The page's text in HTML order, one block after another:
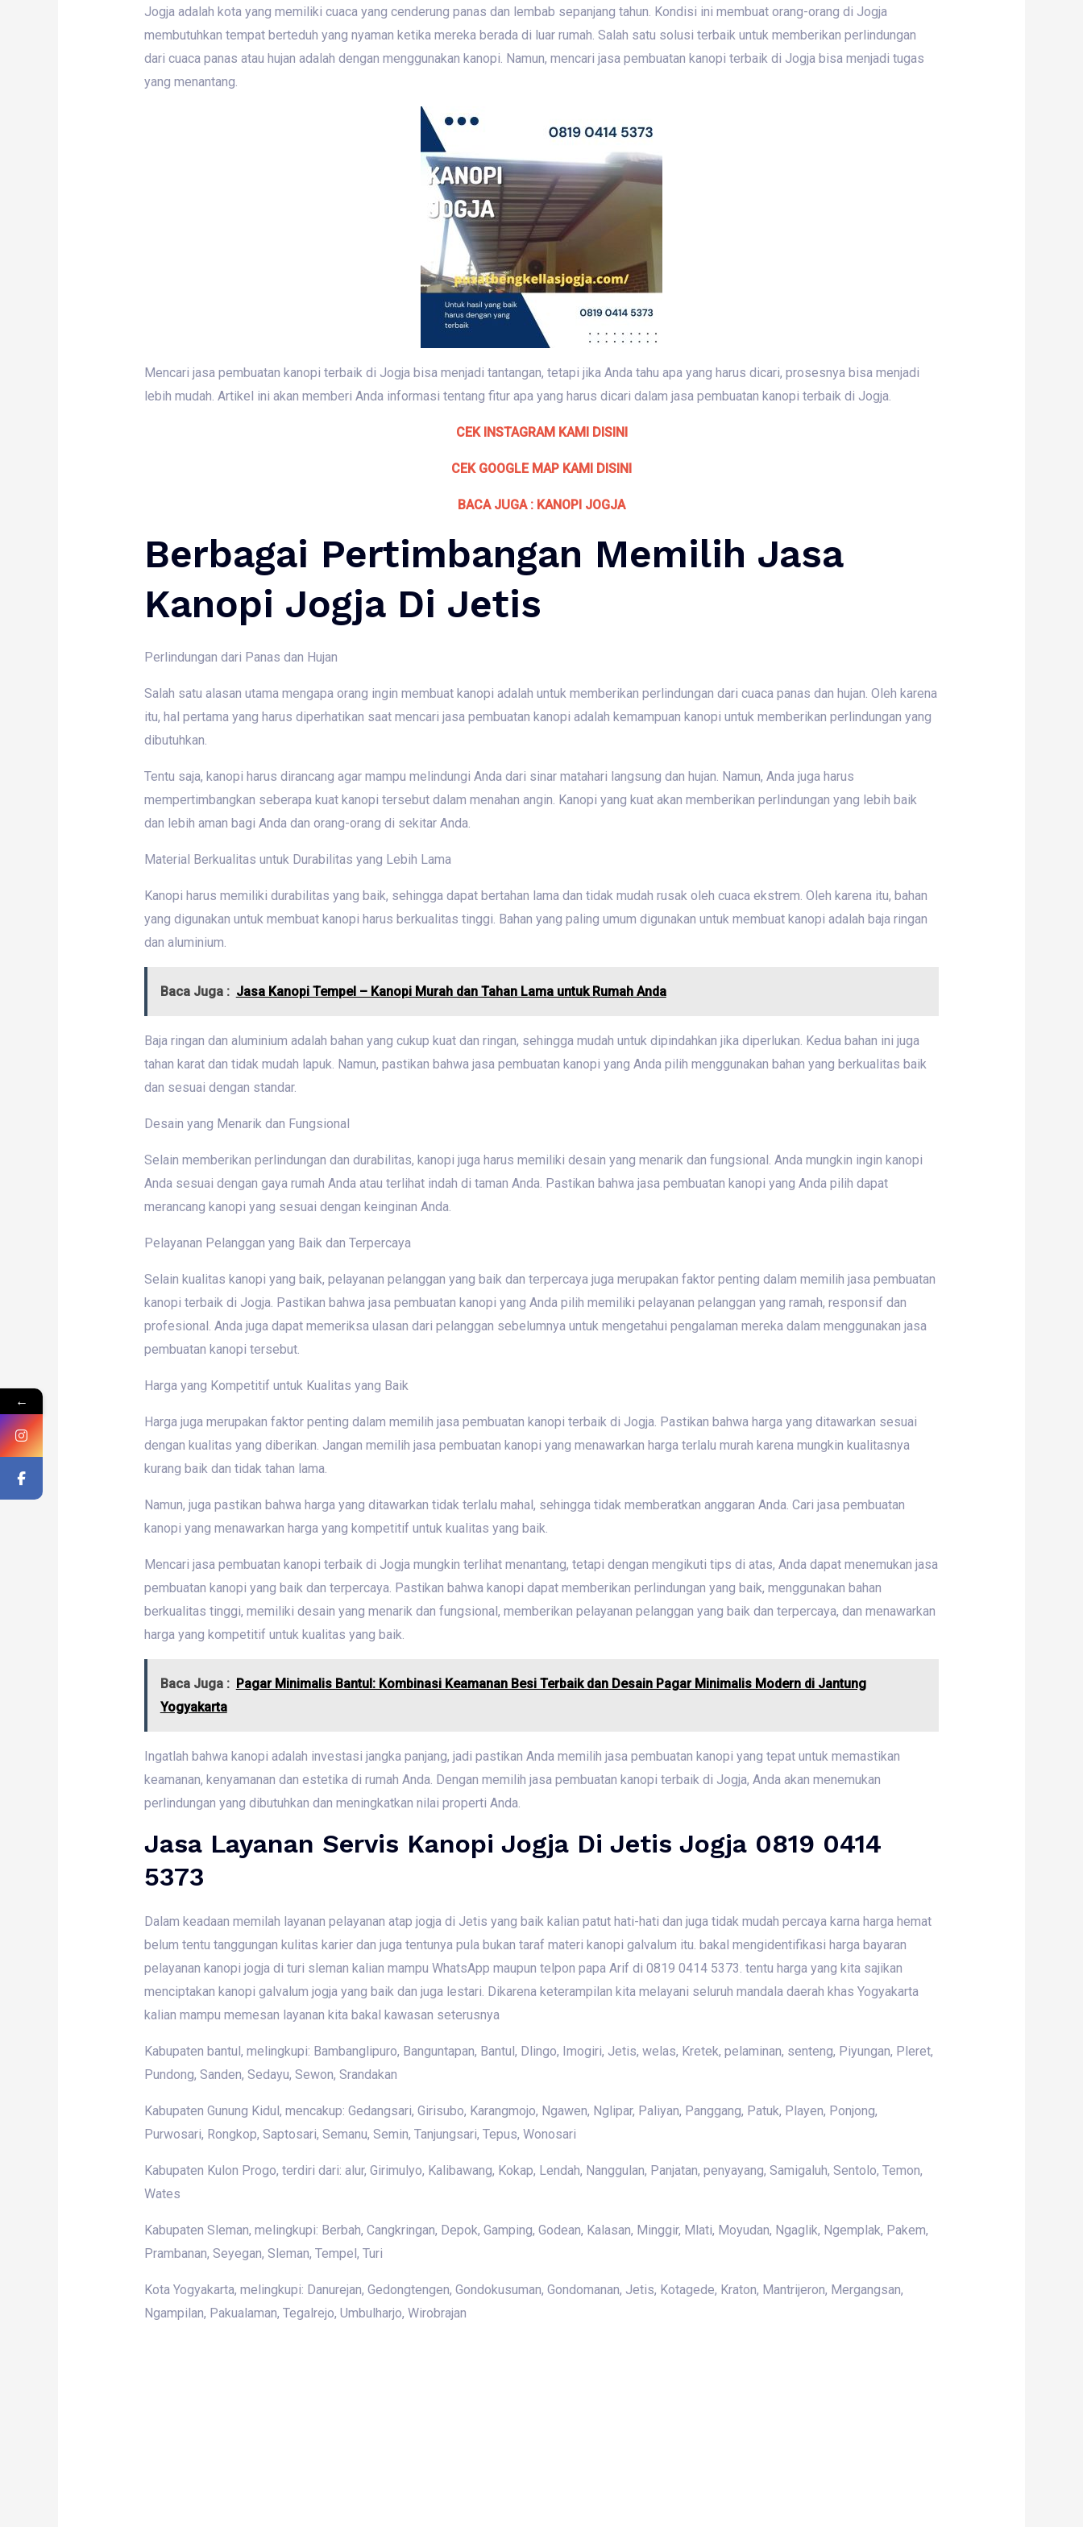
Jogja adalah kota yang memiliki cuaca yang cenderung panas dan lembab sepanjang tahun. Kondisi ini membuat orang-orang di Jogja
membutuhkan tempat berteduh yang nyaman ketika mereka berada di luar rumah. Salah satu solusi terbaik untuk memberikan perlindungan
dari cuaca panas atau hujan adalah dengan menggunakan kanopi. Namun, mencari jasa pembuatan kanopi terbaik di Jogja bisa menjadi tugas
yang menantang.
Mencari jasa pembuatan kanopi terbaik di Jogja bisa menjadi tantangan, tetapi jika Anda tahu apa yang harus dicari, prosesnya bisa menjadi
lebih mudah. Artikel ini akan memberi Anda informasi tentang fitur apa yang harus dicari dalam jasa pembuatan kanopi terbaik di Jogja.
CEK INSTAGRAM KAMI DISINI
CEK GOOGLE MAP KAMI DISINI
BACA JUGA : KANOPI JOGJA
Berbagai Pertimbangan Memilih Jasa
Kanopi Jogja Di Jetis
Perlindungan dari Panas dan Hujan
Salah satu alasan utama mengapa orang ingin membuat kanopi adalah untuk memberikan perlindungan dari cuaca panas dan hujan. Oleh karena
itu, hal pertama yang harus diperhatikan saat mencari jasa pembuatan kanopi adalah kemampuan kanopi untuk memberikan perlindungan yang
dibutuhkan.
Tentu saja, kanopi harus dirancang agar mampu melindungi Anda dari sinar matahari langsung dan hujan. Namun, Anda juga harus
mempertimbangkan seberapa kuat kanopi tersebut dalam menahan angin. Kanopi yang kuat akan memberikan perlindungan yang lebih baik
dan lebih aman bagi Anda dan orang-orang di sekitar Anda.
Material Berkualitas untuk Durabilitas yang Lebih Lama
Kanopi harus memiliki durabilitas yang baik, sehingga dapat bertahan lama dan tidak mudah rusak oleh cuaca ekstrem. Oleh karena itu, bahan
yang digunakan untuk membuat kanopi harus berkualitas tinggi. Bahan yang paling umum digunakan untuk membuat kanopi adalah baja ringan
dan aluminium.
Baca Juga : Jasa Kanopi Tempel – Kanopi Murah dan Tahan Lama untuk Rumah Anda
Baja ringan dan aluminium adalah bahan yang cukup kuat dan ringan, sehingga mudah untuk dipindahkan jika diperlukan. Kedua bahan ini juga
tahan karat dan tidak mudah lapuk. Namun, pastikan bahwa jasa pembuatan kanopi yang Anda pilih menggunakan bahan yang berkualitas baik
dan sesuai dengan standar.
Desain yang Menarik dan Fungsional
Selain memberikan perlindungan dan durabilitas, kanopi juga harus memiliki desain yang menarik dan fungsional. Anda mungkin ingin kanopi
Anda sesuai dengan gaya rumah Anda atau terlihat indah di taman Anda. Pastikan bahwa jasa pembuatan kanopi yang Anda pilih dapat
merancang kanopi yang sesuai dengan keinginan Anda.
Pelayanan Pelanggan yang Baik dan Terpercaya
Selain kualitas kanopi yang baik, pelayanan pelanggan yang baik dan terpercaya juga merupakan faktor penting dalam memilih jasa pembuatan
kanopi terbaik di Jogja. Pastikan bahwa jasa pembuatan kanopi yang Anda pilih memiliki pelayanan pelanggan yang ramah, responsif dan
profesional. Anda juga dapat memeriksa ulasan dari pelanggan sebelumnya untuk mengetahui pengalaman mereka dalam menggunakan jasa
pembuatan kanopi tersebut.
Harga yang Kompetitif untuk Kualitas yang Baik
Harga juga merupakan faktor penting dalam memilih jasa pembuatan kanopi terbaik di Jogja. Pastikan bahwa harga yang ditawarkan sesuai
dengan kualitas yang diberikan. Jangan memilih jasa pembuatan kanopi yang menawarkan harga terlalu murah karena mungkin kualitasnya
kurang baik dan tidak tahan lama.
Namun, juga pastikan bahwa harga yang ditawarkan tidak terlalu mahal, sehingga tidak memberatkan anggaran Anda. Cari jasa pembuatan
kanopi yang menawarkan harga yang kompetitif untuk kualitas yang baik.
Mencari jasa pembuatan kanopi terbaik di Jogja mungkin terlihat menantang, tetapi dengan mengikuti tips di atas, Anda dapat menemukan jasa
pembuatan kanopi yang baik dan terpercaya. Pastikan bahwa kanopi dapat memberikan perlindungan yang baik, menggunakan bahan
berkualitas tinggi, memiliki desain yang menarik dan fungsional, memberikan pelayanan pelanggan yang baik dan terpercaya, dan menawarkan
harga yang kompetitif untuk kualitas yang baik.
Baca Juga : Pagar Minimalis Bantul: Kombinasi Keamanan Besi Terbaik dan Desain Pagar Minimalis Modern di Jantung
Yogyakarta
Ingatlah bahwa kanopi adalah investasi jangka panjang, jadi pastikan Anda memilih jasa pembuatan kanopi yang tepat untuk memastikan
keamanan, kenyamanan dan estetika di rumah Anda. Dengan memilih jasa pembuatan kanopi terbaik di Jogja, Anda akan menemukan
perlindungan yang dibutuhkan dan meningkatkan nilai properti Anda.
Jasa Layanan Servis Kanopi Jogja Di Jetis Jogja 0819 0414
5373
Dalam keadaan memilah layanan pelayanan atap jogja di Jetis yang baik kalian patut hati-hati dan juga tidak mudah percaya karna harga hemat
belum tentu tanggungan kulitas karier dan juga tentunya pula bukan taraf materi kanopi galvalum itu. bakal mengidentifikasi harga bayaran
pelayanan kanopi jogja di turi sleman kalian mampu WhatsApp maupun telpon papa Arif di 0819 0414 5373. tentu harga yang kita sajikan
menciptakan kanopi galvalum jogja yang baik dan juga lestari. Dikarena keterampilan kita melayani seluruh mandala daerah khas Yogyakarta
kalian mampu memesan layanan kita bakal kawasan seterusnya
Kabupaten bantul, melingkupi: Bambanglipuro, Banguntapan, Bantul, Dlingo, Imogiri, Jetis, welas, Kretek, pelaminan, senteng, Piyungan, Pleret,
Pundong, Sanden, Sedayu, Sewon, Srandakan
Kabupaten Gunung Kidul, mencakup: Gedangsari, Girisubo, Karangmojo, Ngawen, Nglipar, Paliyan, Panggang, Patuk, Playen, Ponjong,
Purwosari, Rongkop, Saptosari, Semanu, Semin, Tanjungsari, Tepus, Wonosari
Kabupaten Kulon Progo, terdiri dari: alur, Girimulyo, Kalibawang, Kokap, Lendah, Nanggulan, Panjatan, penyayang, Samigaluh, Sentolo, Temon,
Wates
Kabupaten Sleman, melingkupi: Berbah, Cangkringan, Depok, Gamping, Godean, Kalasan, Minggir, Mlati, Moyudan, Ngaglik, Ngemplak, Pakem,
Prambanan, Seyegan, Sleman, Tempel, Turi
Kota Yogyakarta, melingkupi: Danurejan, Gedongtengen, Gondokusuman, Gondomanan, Jetis, Kotagede, Kraton, Mantrijeron, Mergangsan,
Ngampilan, Pakualaman, Tegalrejo, Umbulharjo, Wirobrajan
←